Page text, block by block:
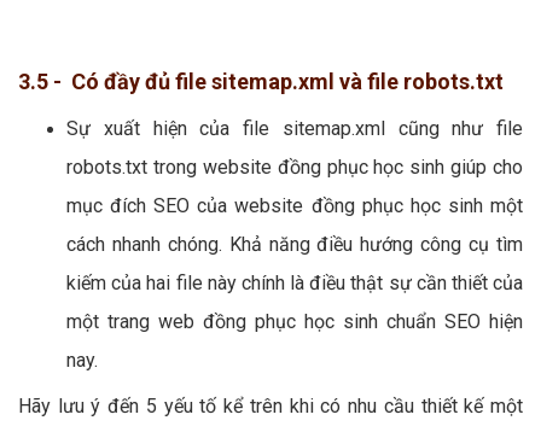
3.5 - Có đầy đủ file sitemap.xml và file robots.txt
Sự xuất hiện của file sitemap.xml cũng như file
robots.txt trong website đồng phục học sinh giúp cho
mục đích SEO của website đồng phục học sinh một
cách nhanh chóng. Khả năng điều hướng công cụ tìm
kiếm của hai file này chính là điều thật sự cần thiết của
một trang web đồng phục học sinh chuẩn SEO hiện
nay.
Hãy lưu ý đến 5 yếu tố kể trên khi có nhu cầu thiết kế một